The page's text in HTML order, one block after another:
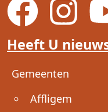
Heeft U
Voet
Gemeenten
Affligem